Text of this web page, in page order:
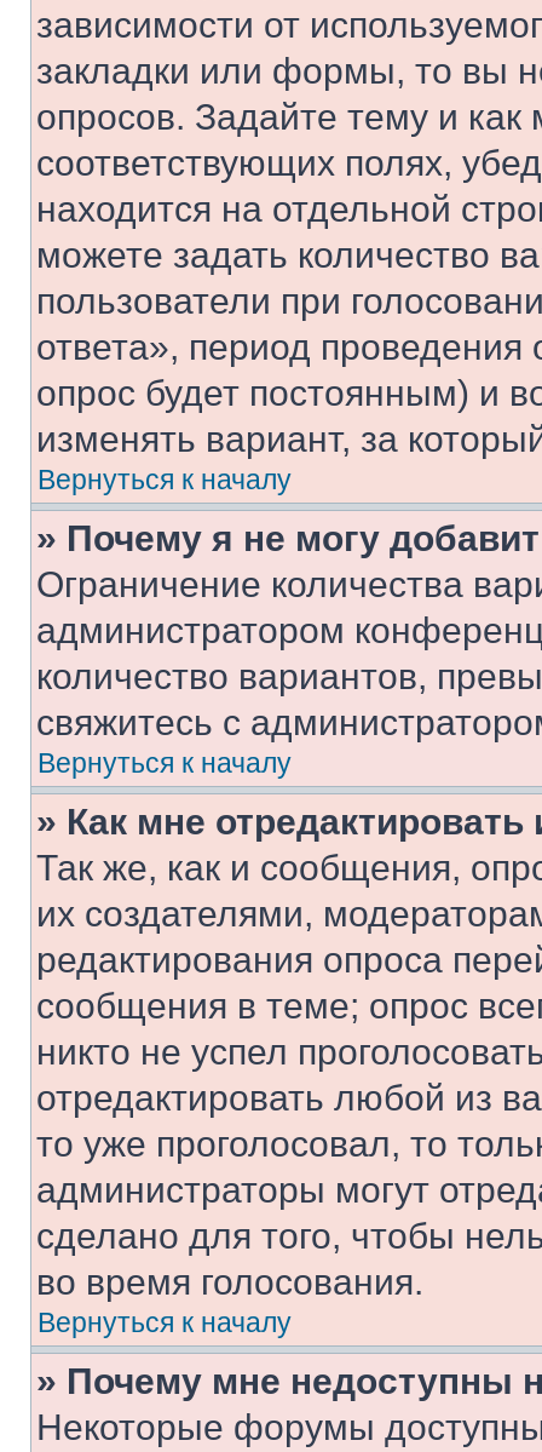
зависимости от
закладки или формы, то вы
опросов. Задайте тему и
соответствующих полях,
находится на отдельной
можете задать количество
пользователи при
ответа», период проведения
опрос будет постоянным) и
изменять вариант, за
Вернуться к началу
» Почему я не могу
Ограничение количества
администратором
количество вариантов,
свяжитесь с
Вернуться к началу
» Как мне
Так же, как и сообщения,
их создателями,
редактирования опроса
сообщения в теме; опрос
никто не успел
отредактировать любой из
то уже проголосовал, то
администраторы могут
сделано для того, чтобы
во время голосования.
Вернуться к началу
» Почему мне недоступны
Некоторые форумы